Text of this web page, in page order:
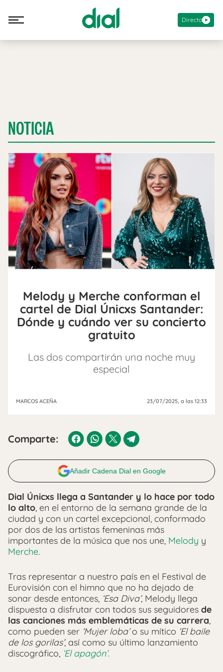
Directo
NOTICIA
Melody y Merche conforman el
cartel de Dial Únicxs Santander:
Dónde y cuándo ver su concierto
gratuito
Las dos compartirán una noche muy
especial
MARCOS ACEÑA 23/07/2025, a las 12:33
Comparte:
Añadir Cadena Dial en Google
Dial Únicxs llega a Santander y lo hace por todo
lo alto, en el entorno de la semana grande de la
ciudad y con un cartel excepcional, conformado
por dos de las artistas femeninas más
importantes de la música que nos une, Melody y
Merche.
Tras representar a nuestro país en el Festival de
Eurovisión con el himno que no ha dejado de
sonar desde entonces, ‘Esa Diva’, Melody llega
dispuesta a disfrutar con todos sus seguidores de
las canciones más emblemáticas de su carrera,
como pueden ser ‘Mujer loba’o su mítico ‘El baile
de los gorilas’, así como su último lanzamiento
discográfico, ‘El apagón’.